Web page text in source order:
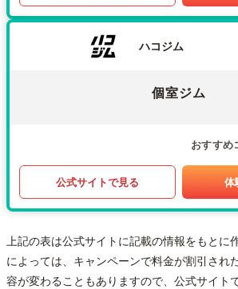
ハコジム
個室ジム
おすすめ
公式サイトで見る 体
上記の表は公式サイトに記載の情報をもとに
によっては、キャンペーンで料金が割引され
容が変わることもありますので、公式サイト